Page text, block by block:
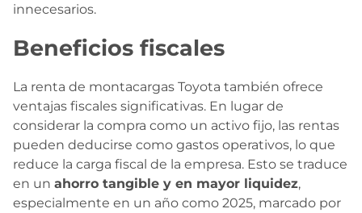
innecesarios.
Beneficios fiscales
La renta de montacargas Toyota también ofrece
ventajas fiscales significativas. En lugar de
considerar la compra como un activo fijo, las rentas
pueden deducirse como gastos operativos, lo que
reduce la carga fiscal de la empresa. Esto se traduce
en un ahorro tangible y en mayor liquidez,
especialmente en un año como 2025, marcado por